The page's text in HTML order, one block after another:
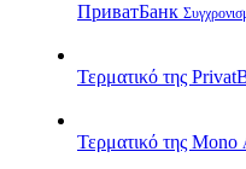
ПриватБанк
Τερματικό της
Τερματικό της Mono